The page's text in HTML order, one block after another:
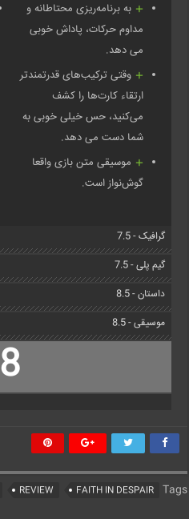
به برنامه‌ریزی محتاطانه و
مداوم حرکات، پاداش خوبی
می دهد.
وقتی ترکیب‌های قدرتمندتر
ارتقاء کارت‌ها را کشف
می‌کنید، حس خیلی خوبی به
شما دست می دهد.
موسیقی متن بازی واقعا
گوش‌نواز است.
گرافیک - 7.5
گیم پلی - 7.5
داستان - 8.5
موسیقی - 8.5
8
Tags
FAITH IN DESPAIR
REVIEW